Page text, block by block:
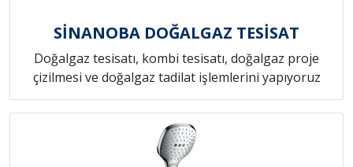
SİNANOBA DOĞALGAZ TESİSAT
Doğalgaz tesisatı, kombi tesisatı, doğalgaz proje
çizilmesi ve doğalgaz tadilat işlemlerini yapıyoruz